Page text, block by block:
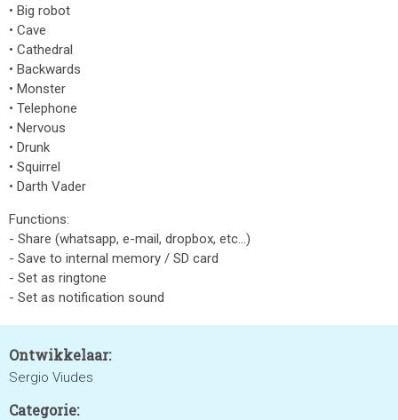
• Big robot
• Cave
• Cathedral
• Backwards
• Monster
• Telephone
• Nervous
• Drunk
• Squirrel
• Darth Vader
Functions:
- Share (whatsapp, e-mail, dropbox, etc...)
- Save to internal memory / SD card
- Set as ringtone
- Set as notification sound
Ontwikkelaar:
Sergio Viudes
Categorie: